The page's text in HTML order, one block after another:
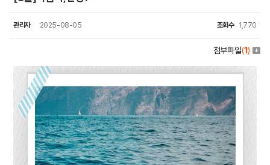
관리자 2025-08-05 조회수 1,770
첨부파일(1)